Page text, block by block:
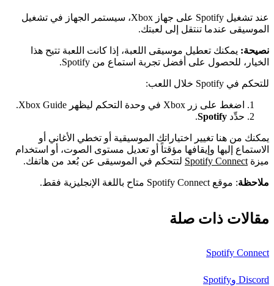
عند تشغيل Spotify على جهاز Xbox، سيستمر الجهاز في تشغيل
الموسيقى عندما تنتقل إلى لعبتك.
نصيحة: يمكنك تعطيل موسيقى اللعبة، إذا كانت اللعبة تتيح هذا
الخيار، للحصول على أفضل تجربة استماع من Spotify.
للتحكم في Spotify خلال اللعب:
اضغط على زر Xbox في وحدة التحكم ليظهر Xbox Guide.
حدِّد Spotify
.
يمكنك من هنا تغيير اختياراتك الموسيقية أو تخطي الأغاني أو
الاستماع إليها وإيقافها مؤقتاً أو تعديل مستوى الصوت، أو استخدام
ميزة Spotify Connect لتتحكم في الموسيقى عن بُعد من هاتفك.
ملاحظة: موقع Spotify Connect متاح باللغة الإنجليزية فقط.
مقالات ذات صلة
Spotify Connect
Discord وSpotify